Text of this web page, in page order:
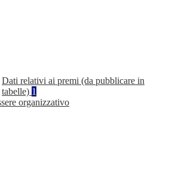
Dati relativi ai premi (da pubblicare in
tabelle) 1
organizzativo